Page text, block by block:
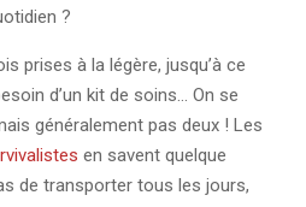
?
prises à la légère, jusqu’à ce
d’un kit de soins… On se
généralement pas deux ! Les
en savent quelque
de transporter tous les jours,